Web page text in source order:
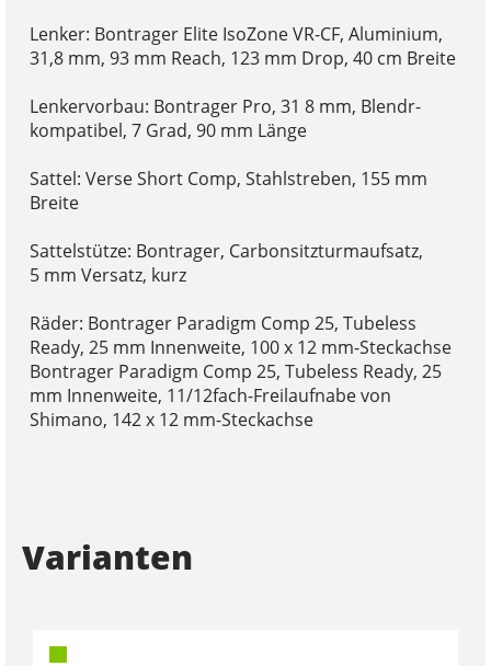
Lenker: Bontrager Elite IsoZone VR-CF, Aluminium,
31,8 mm, 93 mm Reach, 123 mm Drop, 40 cm Breite
Lenkervorbau: Bontrager Pro, 31 8 mm, Blendr-
kompatibel, 7 Grad, 90 mm Länge
Sattel: Verse Short Comp, Stahlstreben, 155 mm
Breite
Sattelstütze: Bontrager, Carbonsitzturmaufsatz,
5 mm Versatz, kurz
Räder: Bontrager Paradigm Comp 25, Tubeless
Ready, 25 mm Innenweite, 100 x 12 mm-Steckachse
Bontrager Paradigm Comp 25, Tubeless Ready, 25
mm Innenweite, 11/12fach-Freilaufnabe von
Shimano, 142 x 12 mm-Steckachse
Varianten